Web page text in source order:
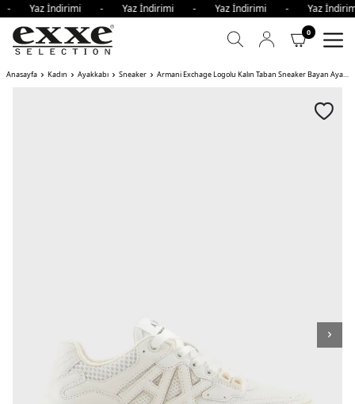
- Yaz İndirimi - Yaz İndirimi - Yaz İndirimi - Yaz
0
Anasayfa Kadın Ayakkabı Sneaker Armani Exchage Logolu Kalın Taban Sneaker Bayan Ayakkabı